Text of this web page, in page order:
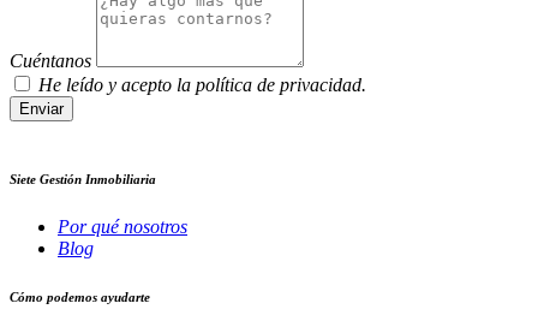
Cuéntanos
He leído y acepto la política de privacidad.
Enviar
Siete Gestión Inmobiliaria
Por qué nosotros
Blog
Cómo podemos ayudarte